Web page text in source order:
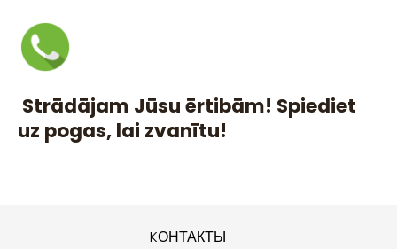
Strādājam Jūsu ērtibām! Spiediet
uz pogas, lai zvanītu!
KОНТАКТЫ